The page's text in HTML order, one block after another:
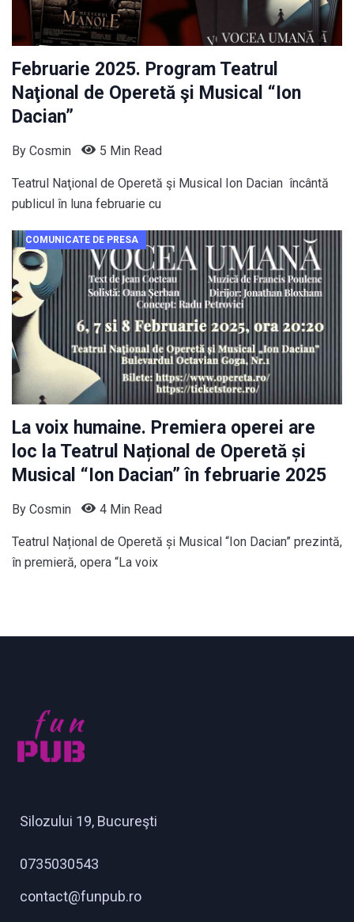
Februarie 2025. Program Teatrul
Naţional de Operetă şi Musical “Ion
Dacian”
By Cosmin 5 Min Read
Teatrul Naţional de Operetă şi Musical Ion Dacian încântă
publicul în luna februarie cu
COMUNICATE DE PRESA
La voix humaine. Premiera operei are
loc la Teatrul Național de Operetă și
Musical “Ion Dacian” în februarie 2025
By Cosmin 4 Min Read
Teatrul Național de Operetă și Musical “Ion Dacian” prezintă,
în premieră, opera “La voix
Silozului 19, Bucureşti
0735030543
contact@funpub.ro